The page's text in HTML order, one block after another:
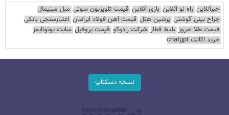
خبرآنلاین راه نو آنلاین بازی آنلاین قیمت تلویزیون سونی مبل مینیمال
جراح بینی گوشتی پرشین هتل قیمت آهن فولاد ایرانیان اعتبارسنجی بانکی
قیمت طلا امروز بلیط قطار شرکت رادوکو قیمت پروفیل سایت یوتوتایمز
خرید اکانت chatgpt
نسخه دسکتاپ